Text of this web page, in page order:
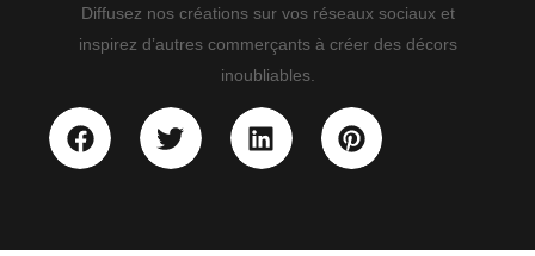
Diffusez nos créations sur vos réseaux sociaux et
inspirez d’autres commerçants à créer des décors
inoubliables.